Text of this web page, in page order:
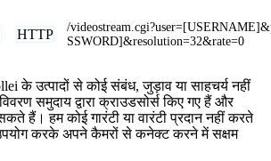
HTTP
/
SSWORD]&resolution=32&rate=0
के उत्पादों से कोई संबंध, जुड़ाव या साहचर्य नहीं
समुदाय द्वारा क्राउडसोर्स किए गए हैं और
हैं। हम कोई गारंटी या वारंटी प्रदान नहीं करते
करके अपने कैमरों से कनेक्ट करने में सक्षम